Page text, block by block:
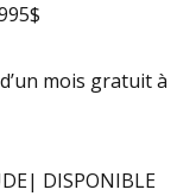
mois gratuit à
DISPONIBLE